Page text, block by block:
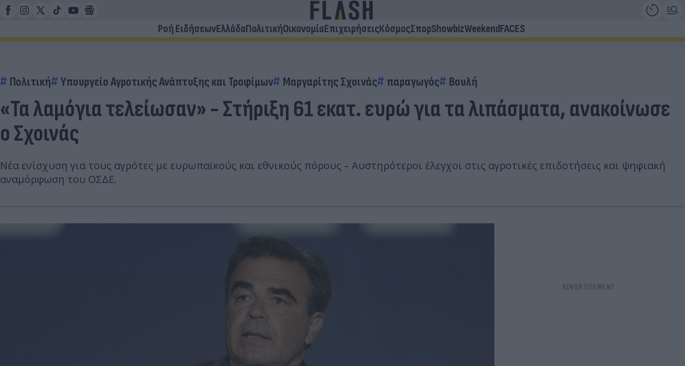
Ροή ΕιδήσεωνΕλλάδαΠολιτικήΟικονομίαΕπιχειρήσειςΚόσμοςΣπορShowbizWeekendFACES
Πολιτική Υπουργείο Αγροτικής Ανάπτυξης και Τροφίμων Μαργαρίτης Σχοινάς παραγωγός Βουλή
«Τα λαμόγια τελείωσαν» - Στήριξη 61 εκατ. ευρώ για τα λιπάσματα, ανακοίνωσε
ο Σχοινάς
Νέα ενίσχυση για τους αγρότες με ευρωπαϊκούς και εθνικούς πόρους – Αυστηρότεροι έλεγχοι στις αγροτικές επιδοτήσεις και ψηφιακή
αναμόρφωση του ΟΣΔΕ.